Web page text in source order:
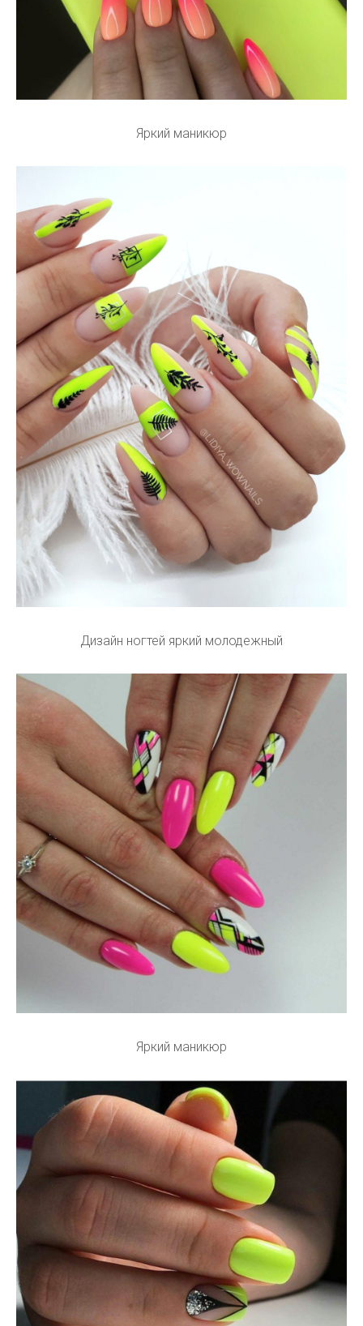
Яркий маникюр
Дизайн ногтей яркий молодежный
Яркий маникюр